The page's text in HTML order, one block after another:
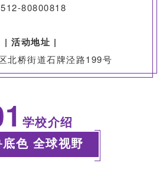
80800818
| 活动地址 |
北桥街道石牌泾路199号
学校介绍
色 全球视野